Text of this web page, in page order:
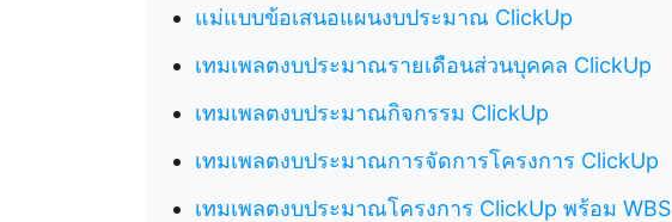
แม่แบบข้อเสนอแผนงบประมาณ ClickUp
เทมเพลตงบประมาณรายเดือนส่วนบุคคล ClickUp
เทมเพลตงบประมาณกิจกรรม ClickUp
เทมเพลตงบประมาณการจัดการโครงการ ClickUp
เทมเพลตงบประมาณโครงการ ClickUp พร้อม WBS